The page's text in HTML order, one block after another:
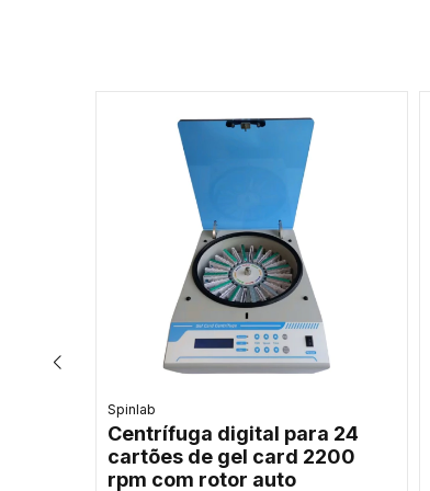
Agimaxx
Agitador magnético digital
para cultura de células SP-
200-1 - Agimaxx